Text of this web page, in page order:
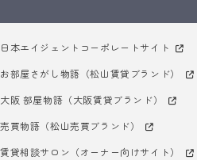
日本エイジェントコーポレートサイト
お部屋さがし物語（松山賃貸ブランド）
大阪 部屋物語（大阪賃貸ブランド）
売買物語（松山売買ブランド）
賃貸相談サロン（オーナー向けサイト）